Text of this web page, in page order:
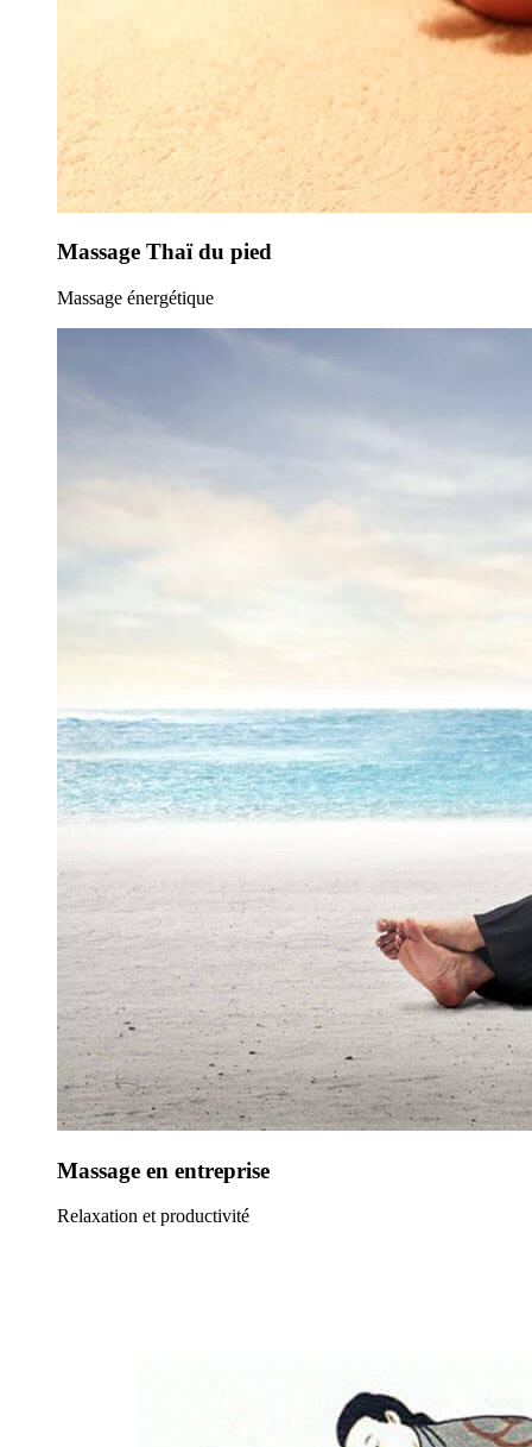
Massage Thaï du pied
Massage énergétique
Massage en entreprise
Relaxation et productivité